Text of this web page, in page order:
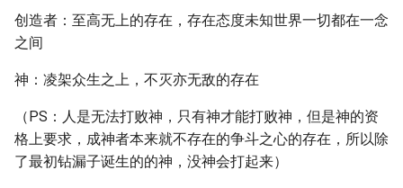
创造者：至高无上的存在，存在态度未知世界一切都在一念
之间
神：凌架众生之上，不灭亦无敌的存在
（PS：人是无法打败神，只有神才能打败神，但是神的资
格上要求，成神者本来就不存在的争斗之心的存在，所以除
了最初钻漏子诞生的的神，没神会打起来）